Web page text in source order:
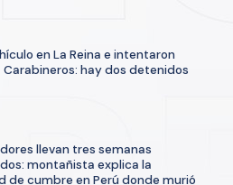
en La Reina e intentaron
hay dos detenidos
llevan tres semanas
montañista explica la
de cumbre en Perú donde murió